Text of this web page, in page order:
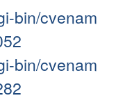
bin/cvenam
bin/cvenam